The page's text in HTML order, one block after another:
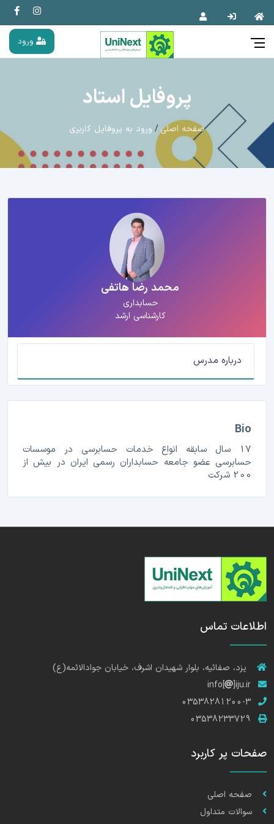
ورود
پروفایل استاد
صفحه اصلی ورود به پروفایل کاربری
محمد رضا هاتفي
حسابداری
کارشناسی ارشد
درباره مدرس
Bio
17 سال سابقه انواع خدمات حسابرسی در موسسات
حسابرسی عضو جامعه حسابداران رسمی ایران در بیش از
200 شرکت
اطلاعات تماس
یزد، صفائیه، بلوار شهیدان اشرف، خیابان جوادالائمه(ع)
info[
]iju.ir
03538281200-3
03538233729
صفحات پر کاربرد
صفحه اصلی
سوالات متداول